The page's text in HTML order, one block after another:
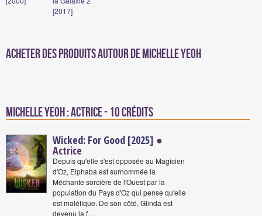
[2017]
Acheter des produits autour de Michelle Yeoh
Michelle Yeoh : Actrice - 10 crédits
Wicked: For Good [2025] ●
Actrice
Depuis qu'elle s'est opposée au Magicien
d'Oz, Elphaba est surnommée la
Méchante sorcière de l'Ouest par la
population du Pays d'Oz qui pense qu'elle
est maléfique. De son côté, Glinda est
devenu la f…